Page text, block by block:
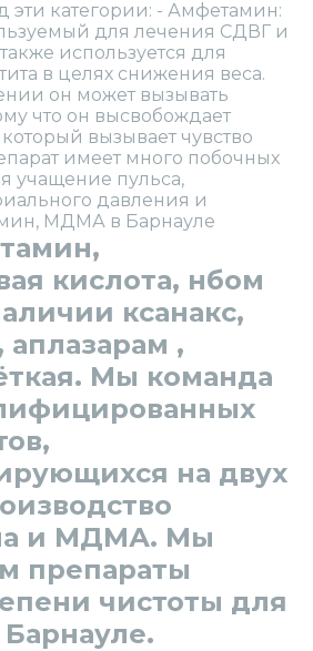
категории: - Амфетамин:
для лечения СДВГ и
используется для
в целях снижения веса.
он может вызывать
что он высвобождает
вызывает чувство
имеет много побочных
учащение пульса,
давления и
МДМА в Барнауле
кислота, нбом
ксанакс,
,
Мы команда
на двух
и МДМА. Мы
препараты
чистоты для